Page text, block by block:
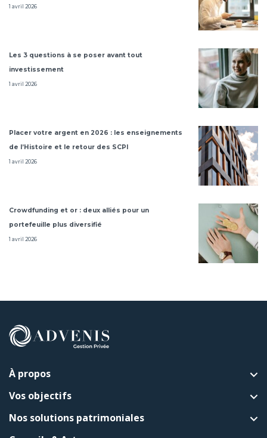
1 avril 2026
Les 3 questions à se poser avant tout
investissement
1 avril 2026
Placer votre argent en 2026 : les enseignements
de l’Histoire et le retour des SCPI
1 avril 2026
Crowdfunding et or : deux alliés pour un
portefeuille plus diversifié
1 avril 2026
À propos
Vos objectifs
Nos solutions patrimoniales